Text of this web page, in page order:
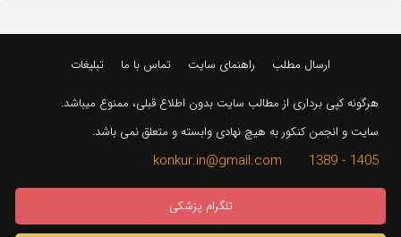
ارسال مطلب راهنمای سایت تماس با ما تبلیغات
هرگونه کپی برداری از مطالب سایت بدون اطلاع قبلی، ممنوع میباشد.
سایت و انجمن کنکور به هیچ نهادی وابسته و متعلق نمی باشد.
1405 - 1389 konkur.in@gmail.com
تلگرام پزشکی